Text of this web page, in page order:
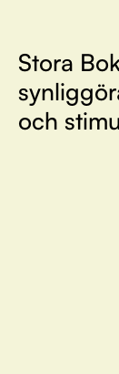
Stora
och